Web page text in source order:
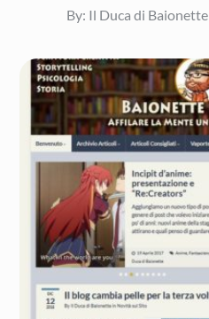
By: Il Duca di Baionette